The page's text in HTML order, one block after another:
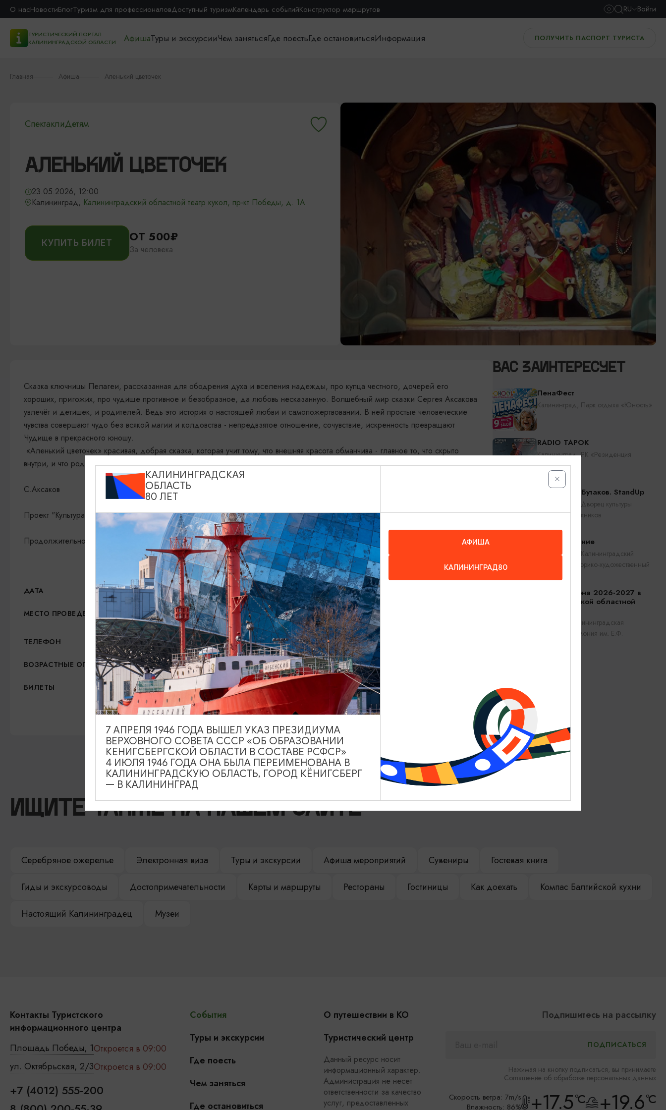
О насНовостиБлогТуризм для профессионаловДоступный туризмКалендарь событийКонструктор маршрутов RU Войти
ТУРИСТИЧЕСКИЙ ПОРТАЛ
КАЛИНИНГРАДСКОЙ ОБЛАСТИ
АфишаТуры и экскурсииЧем занятьсяГде поестьГде остановитьсяИнформация ПОЛУЧИТЬ ПАСПОРТ ТУРИСТА
Главная Афиша Аленький цветочек
СпектаклиДетям
АЛЕНЬКИЙ ЦВЕТОЧЕК
23.05.2026, 12:00
Калининград, Калининградский областной театр кукол, пр-кт Победы, д. 1А
КУПИТЬ БИЛЕТ ОТ 500₽
За человека
Сказка ключницы Пелагеи, рассказанная для ободрения духа и вселения надежды, про купца честного, дочерей его
хороших, пригожих, про чудище противное и безобразное, да любовь несказанную. Волшебный мир сказки Сергея Аксакова
увлечёт и детишек, и родителей. Ведь это история о настоящей любви и самопожертвовании. В ней простые человеческие
чувства совершают чудо без всякой магии и колдовства - непредвзятое отношение, сочувствие, искренность превращают
Чудище в прекрасного юношу.
«Аленький цветочек» красивая, добрая сказка, которая учит тому, что внешняя красота обманчива - главное то, что скрыто
внутри, и что родительская любовь не имеет цены.
С.Аксаков
Проект "Культура малой Родины"
Продолжительность спектакля 1 час
ДАТА 23.05.2026, 12:00
МЕСТО ПРОВЕДЕНИЯ Калининградский областной театр кукол, пр-кт Победы, д. 1А, Показать на карте
ТЕЛЕФОН +7 (4012) 21-43-35
ВОЗРАСТНЫЕ ОГРАНИЧЕНИЯ5+
БИЛЕТЫ
500 руб.
Официальный сайт
ВАС ЗАИНТЕРЕСУЕТ
ПенаФест
Калининград, Парк отдыха «Юность»
RADIO TAPOK
Калининград, РК «Резиденция
королей»
Константин Бутаков. StandUp
Калининград, Дворец культуры
железнодорожников
Прикосновение
Калининград, Калининградский
областной историко-художественный
Открытие сезона 2026-2027 в
Калининградской областной
Калининград, Калининградская
областная филармония им. Е.Ф.
ИЩИТЕ ТАКЖЕ НА НАШЕМ САЙТЕ
Серебряное ожерелье Электронная виза Туры и экскурсии Афиша мероприятий Сувениры Гостевая книга
Гиды и экскурсоводы Достопримечательности Карты и маршруты Рестораны Гостиницы Как доехать Компас Балтийской кухни
Настоящий Калининградец Музеи
Контакты Туристского
информационного центра
Площадь Победы, 1Откроется в 09:00
ул. Октябрьская, 2/3Откроется в 09:00
+7 (4012) 555-200
События
Туры и экскурсии
Где поесть
Чем заняться
Где остановиться
О путешествии в КО
Туристический центр
Данный ресурс носит
информационный характер.
Администрация не несет
ответственности за качество
услуг, предоставленных
Подпишитесь на рассылку
Нажимая на кнопку подписаться, вы принимаете
Соглашение об обработке персональных данных
Скорость ветра: 7m/s
Влажность: 86%
+17.5°C +19.6°C
КАЛИНИНГРАДСКАЯ
ОБЛАСТЬ
80 ЛЕТ
АФИША
КАЛИНИНГРАД80
7 АПРЕЛЯ 1946 ГОДА ВЫШЕЛ УКАЗ ПРЕЗИДИУМА
ВЕРХОВНОГО СОВЕТА СССР «ОБ ОБРАЗОВАНИИ
КЕНИГСБЕРГСКОЙ ОБЛАСТИ В СОСТАВЕ РСФСР»
4 ИЮЛЯ 1946 ГОДА ОНА БЫЛА ПЕРЕИМЕНОВАНА В
КАЛИНИНГРАДСКУЮ ОБЛАСТЬ, ГОРОД КЁНИГСБЕРГ
— В КАЛИНИНГРАД